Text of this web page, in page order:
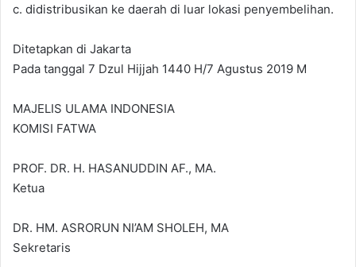
c. didistribusikan ke daerah di luar lokasi penyembelihan.
Ditetapkan di Jakarta
Pada tanggal 7 Dzul Hijjah 1440 H/7 Agustus 2019 M
MAJELIS ULAMA INDONESIA
KOMISI FATWA
PROF. DR. H. HASANUDDIN AF., MA.
Ketua
DR. HM. ASRORUN NI’AM SHOLEH, MA
Sekretaris